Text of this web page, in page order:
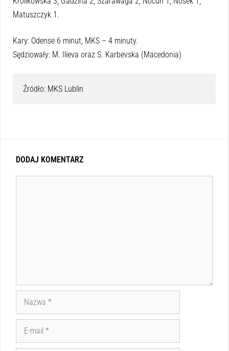
Matuszczyk 1.
Kary: Odense 6 minut, MKS – 4 minuty.
Sędziowały: M. Ilieva oraz S. Karbevska (Macedonia)
Źródło: MKS Lublin
DODAJ KOMENTARZ